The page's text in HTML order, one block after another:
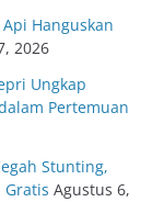
Hanguskan
2026
Ungkap
Pertemuan
Stunting,
Gratis Agustus 6,